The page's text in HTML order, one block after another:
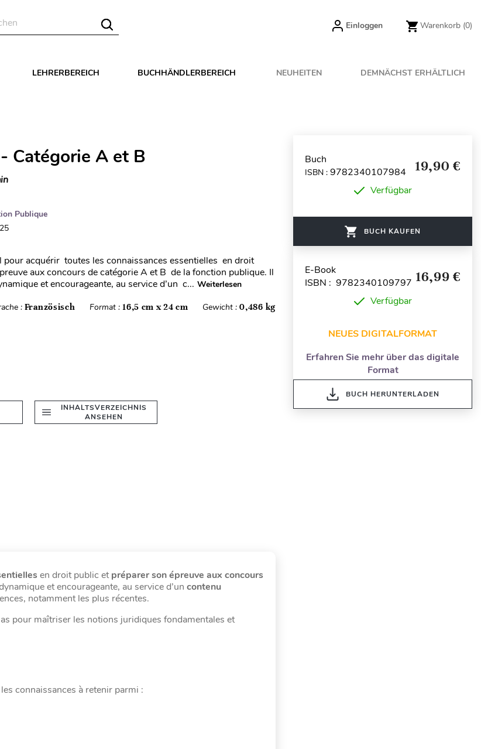
Einloggen Warenkorb (0)
LEHRERBEREICH BUCHHÄNDLERBEREICH NEUHEITEN DEMNÄCHST ERHÄLTLICH
Catégorie A et B
Publique
pour acquérir toutes les connaissances essentielles en droit
aux concours de catégorie A et B de la fonction publique. Il
et encourageante, au service d’un c... Weiterlesen
: Französisch Format :16,5 cm x 24 cm Gewicht :0,486 kg
INHALTSVERZEICHNIS
ANSEHEN
en droit public etpréparer son épreuve aux concours
et encourageante, au service d’un contenu
notamment les plus récentes.
pour maîtriser les notions juridiques fondamentales et
connaissances à retenir parmi :
Buch
ISBN : 9782340107984 19,90 €
Verfügbar
BUCH KAUFEN
E-Book
ISBN : 9782340109797 16,99 €
Verfügbar
NEUES DIGITALFORMAT
Erfahren Sie mehr über das digitale
Format
BUCH HERUNTERLADEN